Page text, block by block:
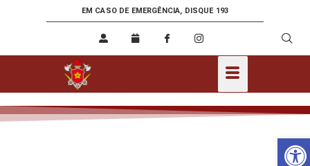
EM CASO DE EMERGÊNCIA, DISQUE 193